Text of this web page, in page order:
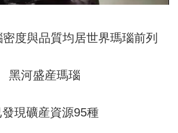
度與品質均居世界瑪瑙前列
黑河盛産瑪瑙
發現礦産資源95種